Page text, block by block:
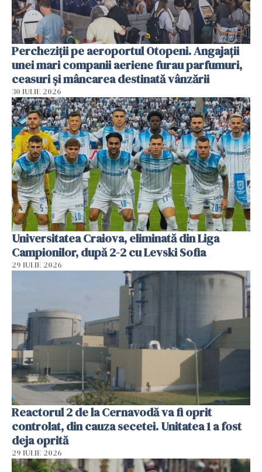
Percheziții pe aeroportul Otopeni. Angajații
unei mari companii aeriene furau parfumuri,
ceasuri și mâncarea destinată vânzării
30 IULIE 2026
Universitatea Craiova, eliminată din Liga
Campionilor, după 2-2 cu Levski Sofia
29 IULIE 2026
Reactorul 2 de la Cernavodă va fi oprit
controlat, din cauza secetei. Unitatea 1 a fost
deja oprită
29 IULIE 2026